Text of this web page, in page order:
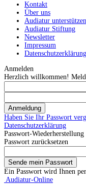
Kontakt
Über uns
Audiatur
Audiatur Stiftung
Newsletter
Impressum
Datenschutzerklärung
Anmelden
Herzlich willkommen!
Haben Sie Ihr Passwort
Datenschutzerklärung
Passwort-Wiederherstellung
Passwort zurücksetzen
Ein Passwort wird Ihnen
Audiatur-Online